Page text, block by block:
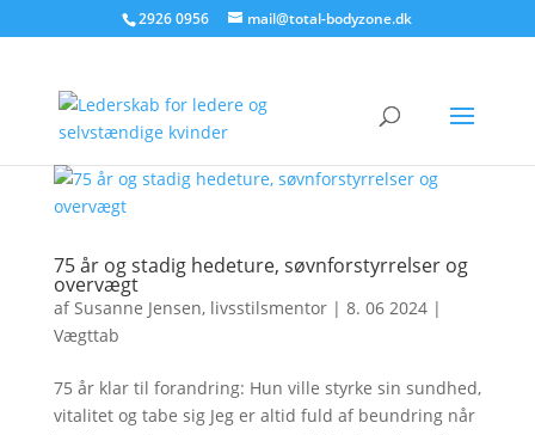
2926 0956 mail@total-bodyzone.dk
75 år og stadig hedeture, søvnforstyrrelser og
overvægt
afSusanne Jensen, livsstilsmentor| 8. 06 2024|
Vægttab
75 år klar til forandring: Hun ville styrke sin sundhed,
vitalitet og tabe sig Jeg er altid fuld af beundring når